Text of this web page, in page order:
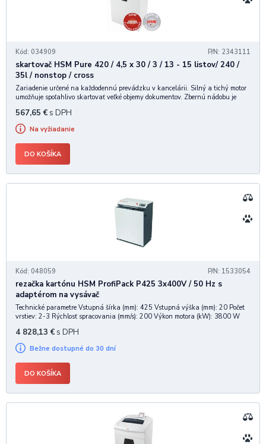
Kód: 034909 P/N: 2343111
skartovač HSM Pure 420 / 4,5 x 30 / 3 / 13 - 15 listov/ 240 /
35l / nonstop / cross
Zariadenie určené na každodennú prevádzku v kancelárii. Silný a tichý motor
umožňuje spoľahlivo skartovať veľké objemy dokumentov. Zbernú nádobu je
"Made in Germany" pre dlhotrva
567,65 € s DPH
Na vyžiadanie
DO KOŠÍKA
Kód: 048059 P/N: 1533054
rezačka kartónu HSM ProfiPack P425 3x400V / 50 Hz s
adaptérom na vysávač
Technické parametre Vstupná šírka (mm): 425 Vstupná výška (mm): 20 Počet
vrstiev: 2-3 Rýchlosť spracovania (mm/s): 200 Výkon motora (kW): 3800 W
1040 x 611 mm H
4 828,13 € s DPH
Bežne dostupné do 30 dní
DO KOŠÍKA